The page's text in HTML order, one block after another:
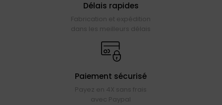
Délais rapides
Fabrication et expédition
dans les meilleurs délais
Paiement sécurisé
Payez en 4X sans frais
avec Paypal